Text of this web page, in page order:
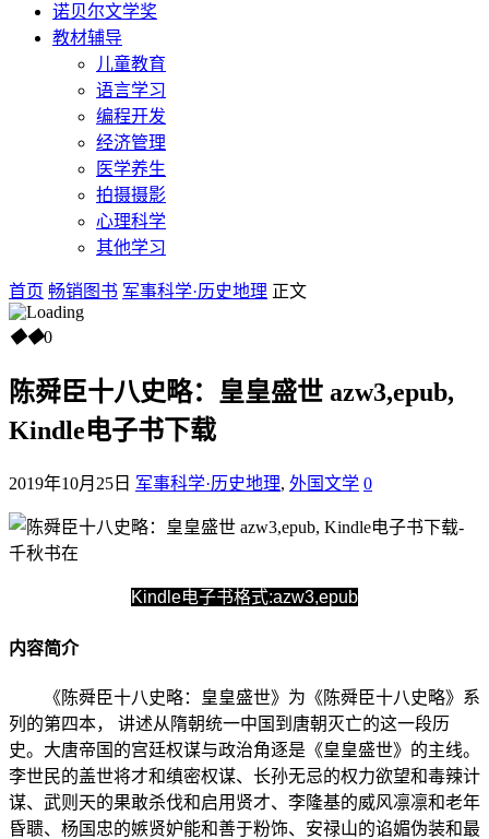
诺贝尔文学奖
教材辅导
儿童教育
语言学习
编程开发
经济管理
医学养生
拍摄摄影
心理科学
其他学习
首页 畅销图书 军事科学·历史地理 正文
◆◆0
陈舜臣十八史略：皇皇盛世 azw3,epub,
Kindle电子书下载
2019年10月25日 军事科学·历史地理, 外国文学 0
Kindle电子书格式:azw3,epub
内容简介
《陈舜臣十八史略：皇皇盛世》为《陈舜臣十八史略》系
列的第四本， 讲述从隋朝统一中国到唐朝灭亡的这一段历
史。大唐帝国的宫廷权谋与政治角逐是《皇皇盛世》的主线。
李世民的盖世将才和缜密权谋、长孙无忌的权力欲望和毒辣计
谋、武则天的果敢杀伐和启用贤才、李隆基的威风凛凛和老年
昏聩、杨国忠的嫉贤妒能和善于粉饰、安禄山的谄媚伪装和最